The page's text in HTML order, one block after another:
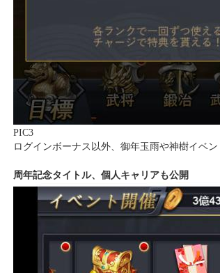
PIC3
ログインボーナス以外、御年玉雨や神樹イベ
周年記念タイトル、個人キャリアも公開